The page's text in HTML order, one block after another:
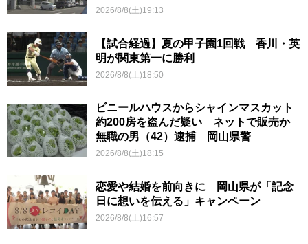
2026/8/8(土)19:13
【試合経過】夏の甲子園1回戦 香川・英
明が関東第一に勝利
2026/8/8(土)18:50
ビニールハウスからシャインマスカット
約200房を盗んだ疑い ネットで販売か
無職の男（42）逮捕 岡山県警
2026/8/8(土)18:15
恋愛や結婚を前向きに 岡山県が「記念
日に想いを伝える」キャンペーン
2026/8/8(土)16:57